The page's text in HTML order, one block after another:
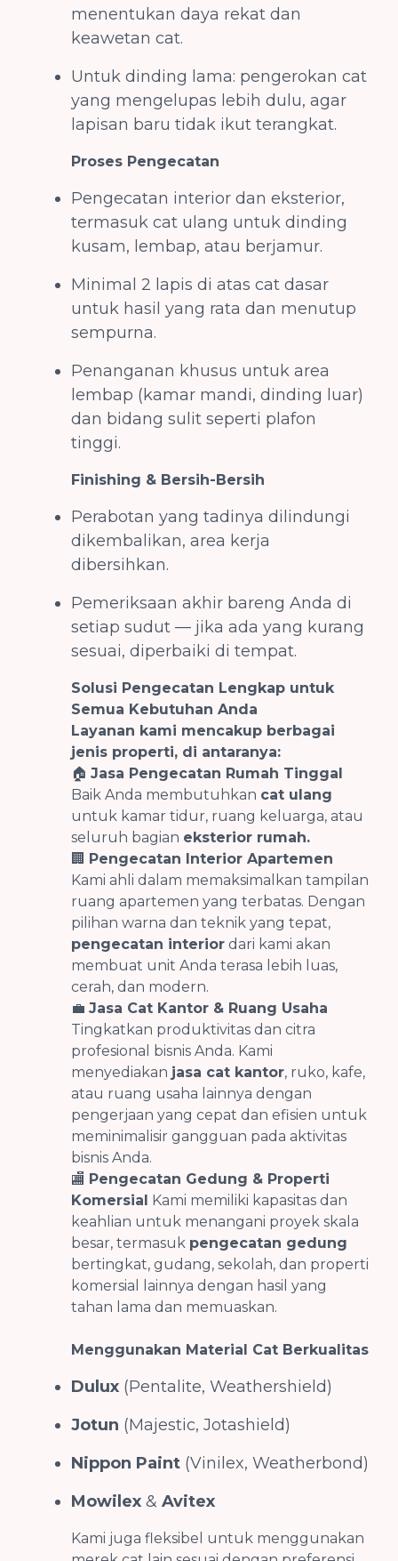
menentukan daya rekat dan
keawetan cat.
Untuk dinding lama: pengerokan cat
yang mengelupas lebih dulu, agar
lapisan baru tidak ikut terangkat.
Proses Pengecatan
Pengecatan interior dan eksterior,
termasuk cat ulang untuk dinding
kusam, lembap, atau berjamur.
Minimal 2 lapis di atas cat dasar
untuk hasil yang rata dan menutup
sempurna.
Penanganan khusus untuk area
lembap (kamar mandi, dinding luar)
dan bidang sulit seperti plafon
tinggi.
Finishing & Bersih-Bersih
Perabotan yang tadinya dilindungi
dikembalikan, area kerja
dibersihkan.
Pemeriksaan akhir bareng Anda di
setiap sudut — jika ada yang kurang
sesuai, diperbaiki di tempat.
Solusi Pengecatan Lengkap untuk
Semua Kebutuhan Anda
Layanan kami mencakup berbagai
jenis properti, di antaranya:
🏠 Jasa Pengecatan Rumah Tinggal
Baik Anda membutuhkan cat ulang
untuk kamar tidur, ruang keluarga, atau
seluruh bagian eksterior rumah.
🏢 Pengecatan Interior Apartemen
Kami ahli dalam memaksimalkan tampilan
ruang apartemen yang terbatas. Dengan
pilihan warna dan teknik yang tepat,
pengecatan interior dari kami akan
membuat unit Anda terasa lebih luas,
cerah, dan modern.
💼 Jasa Cat Kantor & Ruang Usaha
Tingkatkan produktivitas dan citra
profesional bisnis Anda. Kami
menyediakan jasa cat kantor, ruko, kafe,
atau ruang usaha lainnya dengan
pengerjaan yang cepat dan efisien untuk
meminimalisir gangguan pada aktivitas
bisnis Anda.
🏬 Pengecatan Gedung & Properti
Komersial Kami memiliki kapasitas dan
keahlian untuk menangani proyek skala
besar, termasuk pengecatan gedung
bertingkat, gudang, sekolah, dan properti
komersial lainnya dengan hasil yang
tahan lama dan memuaskan.
Menggunakan Material Cat Berkualitas
Dulux (Pentalite, Weathershield)
Jotun (Majestic, Jotashield)
Nippon Paint (Vinilex, Weatherbond)
Mowilex & Avitex
Kami juga fleksibel untuk menggunakan